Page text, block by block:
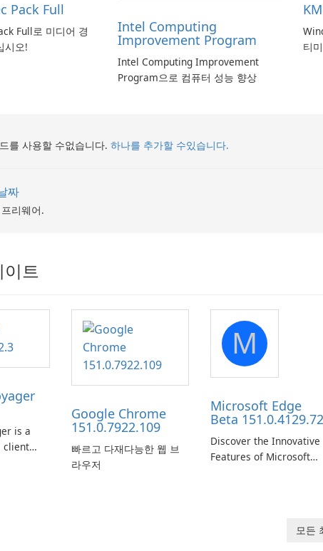
Pack Full
Full로 미디어 경
시오!
Intel Computing
Improvement Program
Intel Computing Improvement
Program으로 컴퓨터 성능 향상
티
를 사용할 수없습니다. 하나를 추가할 수있습니다.
짜
리웨어.
이트
is a
client
Google Chrome
151.0.7922.109
빠르고 다재다능한 웹 브
라우저
M
Microsoft Edge
Beta 151.0.4129.72
Discover the Innovative
Features of Microsoft
shaping the landscape
모든